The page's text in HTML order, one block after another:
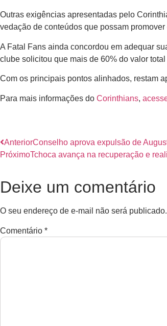
Outras exigências apresentadas pelo
vedação de conteúdos que possam
A Fatal Fans ainda concordou em adequar
clube solicitou que mais de 60% do valor
Com os principais pontos alinhados, restam
Para mais informações do Corinthians,
AnteriorConselho aprova expulsão de
PróximoTchoca avança na recuperação e
Deixe um comentário
O seu endereço de e-mail não será publicado.
Comentário *